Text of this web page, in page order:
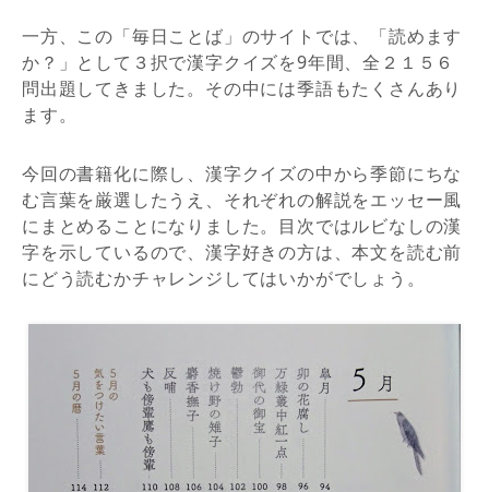
一方、この「毎日ことば」のサイトでは、「読めます
か？」として３択で漢字クイズを9年間、全２１５６
問出題してきました。その中には季語もたくさんあり
ます。
今回の書籍化に際し、漢字クイズの中から季節にちな
む言葉を厳選したうえ、それぞれの解説をエッセー風
にまとめることになりました。目次ではルビなしの漢
字を示しているので、漢字好きの方は、本文を読む前
にどう読むかチャレンジしてはいかがでしょう。